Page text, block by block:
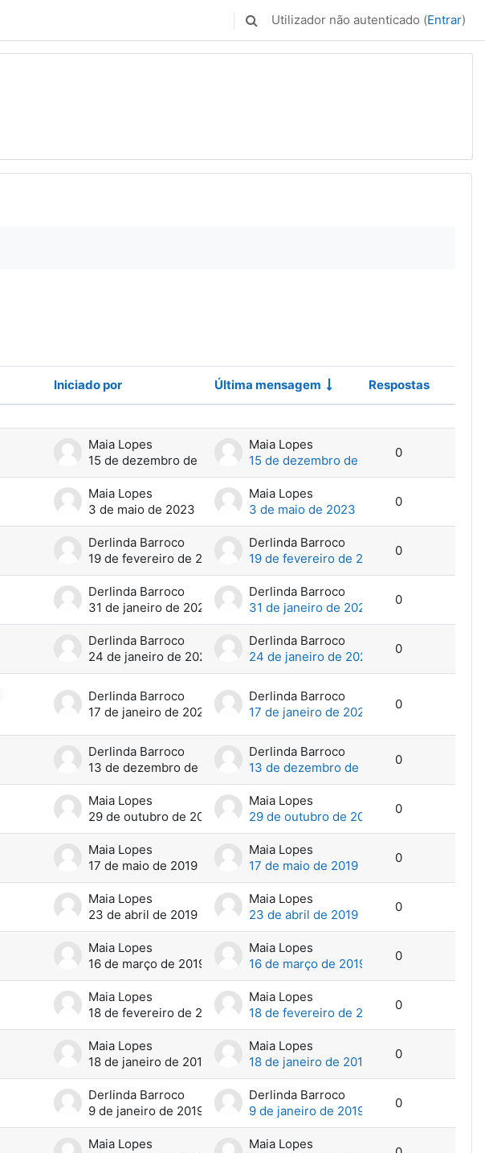
Alternar a entrada da pesquisa
Utilizador não autenticado (Entrar)
Iniciado por Última mensagem
Respostas
Ações
Maia Lopes
15 de dezembro de 2024
Maia Lopes
15 de dezembro de 2024
0
Maia Lopes
3 de maio de 2023
Maia Lopes
3 de maio de 2023
0
Derlinda Barroco
19 de fevereiro de 2020
Derlinda Barroco
19 de fevereiro de 2020
0
Derlinda Barroco
31 de janeiro de 2020
Derlinda Barroco
31 de janeiro de 2020
0
Derlinda Barroco
24 de janeiro de 2020
Derlinda Barroco
24 de janeiro de 2020
0
Derlinda Barroco
17 de janeiro de 2020
Derlinda Barroco
17 de janeiro de 2020
0
Derlinda Barroco
13 de dezembro de 2019
Derlinda Barroco
13 de dezembro de 2019
0
Maia Lopes
29 de outubro de 2019
Maia Lopes
29 de outubro de 2019
0
Maia Lopes
17 de maio de 2019
Maia Lopes
17 de maio de 2019
0
Maia Lopes
23 de abril de 2019
Maia Lopes
23 de abril de 2019
0
Maia Lopes
16 de março de 2019
Maia Lopes
16 de março de 2019
0
Maia Lopes
18 de fevereiro de 2019
Maia Lopes
18 de fevereiro de 2019
0
Maia Lopes
18 de janeiro de 2019
Maia Lopes
18 de janeiro de 2019
0
Derlinda Barroco
9 de janeiro de 2019
Derlinda Barroco
9 de janeiro de 2019
0
Maia Lopes
Maia Lopes